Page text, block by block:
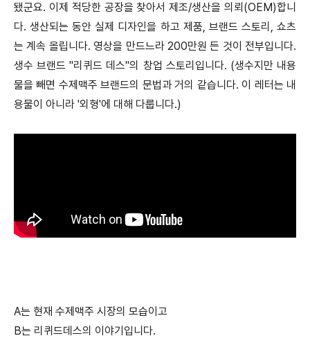
됐군요. 이제 적당한 공장을 찾아서 제조/생산을 의뢰(OEM)합니
다. 생산되는 동안 실제 디자인을 하고 제품, 브랜드 스토리, 쇼츠
는 계속 올립니다. 영상을 만드느라 200만원 든 것이 전부입니다.
생수 브랜드 "리퀴드 데스"의 창업 스토리입니다. (생수지만 내용
물을 빼면 수제맥주 브랜드의 문법과 거의 같습니다. 이 레터는 내
용물이 아니라 '외형'에 대해 다룹니다.)
A는 현재 수제맥주 시장의 모습이고
B는 리퀴드데스의 이야기입니다.